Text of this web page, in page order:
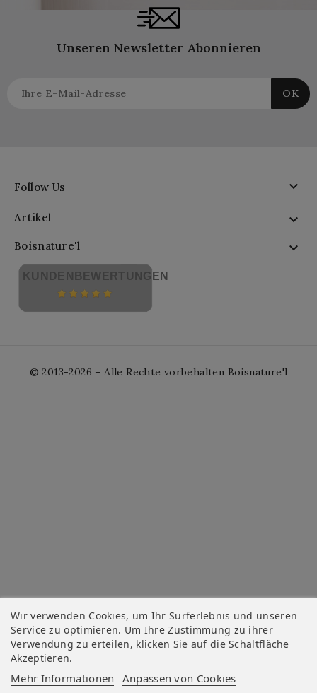
Unseren Newsletter Abonnieren
Follow Us 
Artikel 
Boisnature'l 
Wir verwenden Cookies, um Ihr Surferlebnis und unseren
Service zu optimieren. Um Ihre Zustimmung zu ihrer
Verwendung zu erteilen, klicken Sie auf die Schaltfläche
Akzeptieren.
Mehr Informationen Anpassen von Cookies
KUNDENBEWERTUNGEN
© 2013-2026 – Alle Rechte vorbehalten Boisnature'l